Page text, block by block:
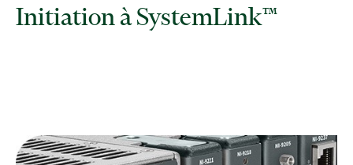
Initiation à SystemLink™